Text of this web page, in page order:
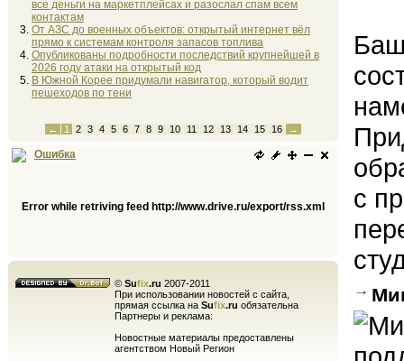
все деньги на маркетплейсах и разослал спам всем
контактам
От АЗС до военных объектов: открытый интернет вёл
прямо к системам контроля запасов топлива
Опубликованы подробности последствий крупнейшей в
2026 году атаки на открытый код
В Южной Корее придумали навигатор, который водит
пешеходов по тени
← 1 2 3 4 5 6 7 8 9 10 11 12 13 14 15 16 →
Ошибка
Error while retriving feed http://www.drive.ru/export/rss.xml
© Sufix.ru 2007-2011
При использовании новостей с сайта,
прямая ссылка на Sufix.ru обязательна
Партнеры и реклама:
Новостные материалы предоставлены
агентством Новый Регион
с